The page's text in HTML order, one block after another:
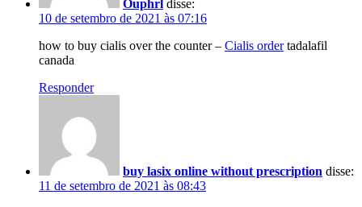
Ouphrl disse:
10 de setembro de 2021 às 07:16
how to buy cialis over the counter – Cialis ordertadalafil
canada
Responder
buy lasix online without prescription disse:
11 de setembro de 2021 às 08:43